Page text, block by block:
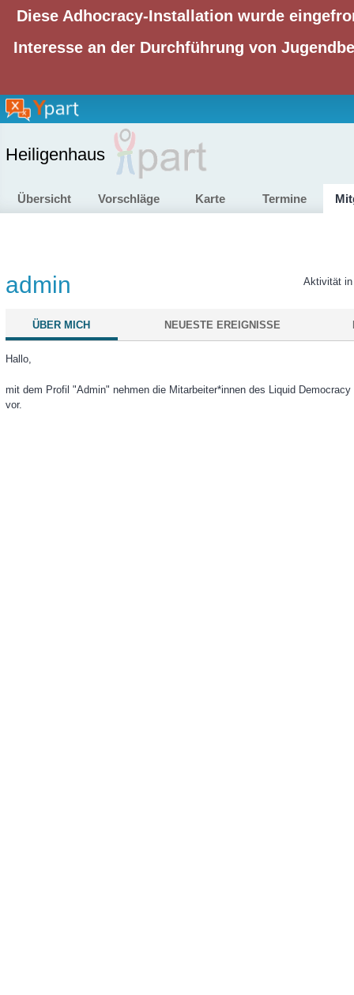
Diese Adhocracy-Installation wurde
Interesse an der Durchführung von
Heiligenhaus
Übersicht Vorschläge Karte Termine
Aktivität
admin
ÜBER MICH NEUESTE EREIGNISSE
Hallo,
mit dem Profil "Admin" nehmen die Mitarbeiter*innen des Liquid
vor.